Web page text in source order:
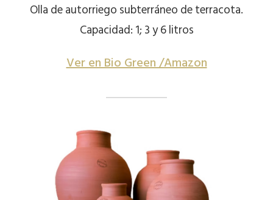
Olla de autorriego subterráneo de terracota.
Capacidad: 1; 3 y 6 litros
Ver en Bio Green /Amazon